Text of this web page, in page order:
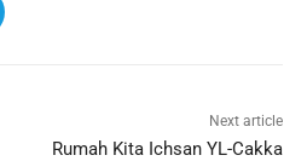
Next article
Rumah Kita Ichsan YL-Cakka